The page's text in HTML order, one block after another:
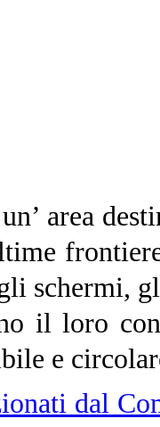
area
schermi,
il loro
e
dal